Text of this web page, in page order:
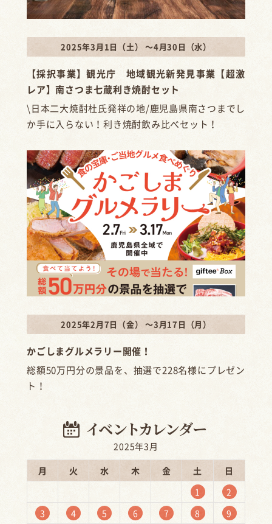
2025年3月1日（土） ～4月30日（水）
【採択事業】観光庁 地域観光新発見事業【超激
レア】南さつま七蔵利き焼酎セット
\日本二大焼酎杜氏発祥の地/鹿児島県南さつまでし
か手に入らない！利き焼酎飲み比べセット！
2025年2月7日（金） ～3月17日（月）
かごしまグルメラリー開催！
総額50万円分の景品を、抽選で228名様にプレゼン
ト！
2025年3月
月
火 水 木 金 土
日
1
2
3
4 5 6 7 8
9